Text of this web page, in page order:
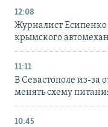
12:08
Журналист Есипенко
крымского
11:11
В Севастополе из-за
менять схему
10:45